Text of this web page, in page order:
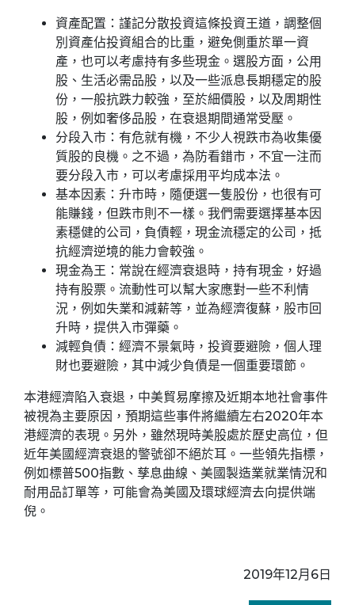
資產配置：謹記分散投資這條投資王道，調整個
別資產佔投資組合的比重，避免側重於單一資
產，也可以考慮持有多些現金。選股方面，公用
股、生活必需品股，以及一些派息長期穩定的股
份，一般抗跌力較強，至於細價股，以及周期性
股，例如奢侈品股，在衰退期間通常受壓。
分段入市：有危就有機，不少人視跌市為收集優
質股的良機。之不過，為防看錯市，不宜一注而
要分段入市，可以考慮採用平均成本法。
基本因素：升市時，隨便選一隻股份，也很有可
能賺錢，但跌市則不一樣。我們需要選擇基本因
素穩健的公司，負債輕，現金流穩定的公司，抵
抗經濟逆境的能力會較強。
現金為王：常說在經濟衰退時，持有現金，好過
持有股票。流動性可以幫大家應對一些不利情
況，例如失業和減薪等，並為經濟復蘇，股市回
升時，提供入市彈藥。
減輕負債：經濟不景氣時，投資要避險，個人理
財也要避險，其中減少負債是一個重要環節。
本港經濟陷入衰退，中美貿易摩擦及近期本地社會事件
被視為主要原因，預期這些事件將繼續左右2020年本
港經濟的表現。另外，雖然現時美股處於歷史高位，但
近年美國經濟衰退的警號卻不絕於耳。一些領先指標，
例如標普500指數、孳息曲線、美國製造業就業情況和
耐用品訂單等，可能會為美國及環球經濟去向提供端
倪。
2019年12月6日